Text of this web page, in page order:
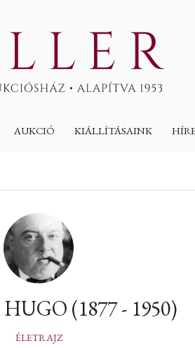
AUKCIÓ KIÁLLÍTÁSAINK
(1877 - 1950)
ÉLETRAJZ